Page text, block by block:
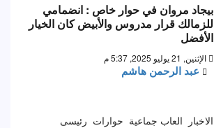
بيجاد مروان في حوار خاص : انضمامي
للزمالك قرار مدروس والأبيض كان الخيار
الأفضل
الإثنين, 21 يوليو 2025, 5:37 م
عبد الرحمن هاشم
الاخبار العاب جماعية حوارات رئيسى